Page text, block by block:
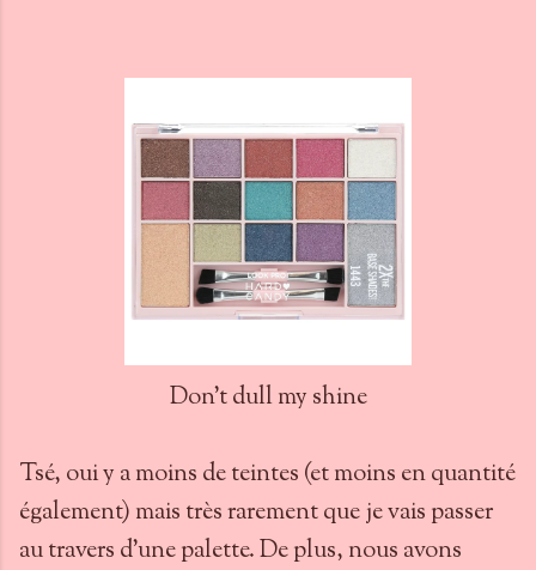
Don't dull my shine
Tsé, oui y a moins de teintes (et moins en quantité
également) mais très rarement que je vais passer
au travers d'une palette. De plus, nous avons